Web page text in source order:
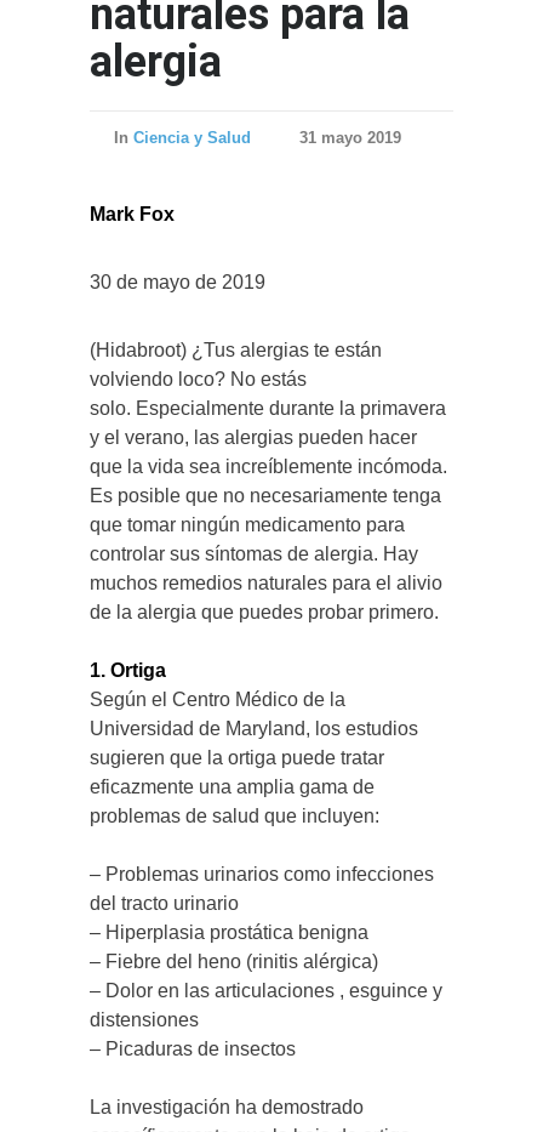
naturales para la
alergia
In Ciencia y Salud 31 mayo 2019
Mark Fox
30 de mayo de 2019
(Hidabroot) ¿Tus alergias te están
volviendo loco? No estás
solo. Especialmente durante la primavera
y el verano, las alergias pueden hacer
que la vida sea increíblemente incómoda.
Es posible que no necesariamente tenga
que tomar ningún medicamento para
controlar sus síntomas de alergia. Hay
muchos remedios naturales para el alivio
de la alergia que puedes probar primero.
1. Ortiga
Según el Centro Médico de la
Universidad de Maryland, los estudios
sugieren que la ortiga puede tratar
eficazmente una amplia gama de
problemas de salud que incluyen:
– Problemas urinarios como infecciones
del tracto urinario
– Hiperplasia prostática benigna
– Fiebre del heno (rinitis alérgica)
– Dolor en las articulaciones , esguince y
distensiones
– Picaduras de insectos
La investigación ha demostrado